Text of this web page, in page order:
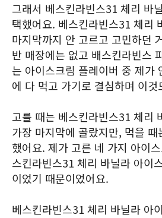
그래서 베스킨라빈스31 체리 바
택했어요. 베스킨라빈스31 체리
마지막까지 안 고르고 고민하던
반 매장에는 없고 배스킨라빈스
는 아이스크림 플레이버 중 제가
에 다 먹고 가기로 결심하며 이
고를 때는 베스킨라빈스31 체리
가장 마지막에 골랐지만, 먹을
했어요. 제가 고른 네 가지 아이
스킨라빈스31 체리 바닐라 아이
이었기 때문이었어요.
베스킨라빈스31 체리 바닐라 아